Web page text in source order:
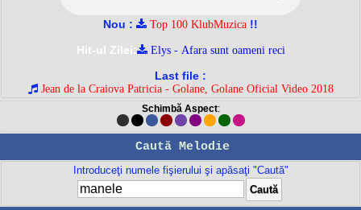
Nou : Top 100 KlubMuzica !!
Hit-ul Zilei:
Elys - Afara sunt oameni reci
Last file :
Jean de la Craiova Patricia - Golane, Golane Oficial Video 2018
Schimbă Aspect:
Caută Melodie
Introduceţi numele fişierului şi apăsaţi "Caută"